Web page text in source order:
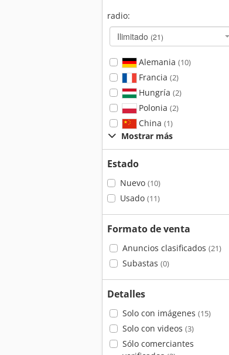
radio:
Ilimitado (21)
Alemania (10)
Francia (2)
Hungría (2)
Polonia (2)
China (1)
Mostrar más
Estado
Nuevo (10)
Usado (11)
Formato de venta
Anuncios clasificados (21)
Subastas (0)
Detalles
Solo con imágenes (15)
Solo con videos (3)
Sólo comerciantes